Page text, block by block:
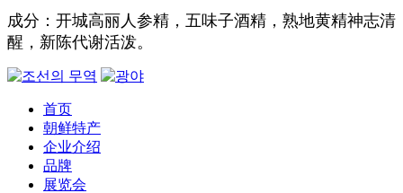
成分：开城高丽人参精，五味子酒精，熟地黄精神志清
醒，新陈代谢活泼。
首页
朝鲜特产
企业介绍
品牌
展览会